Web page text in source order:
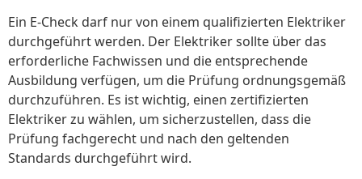
Ein E-Check darf nur von einem qualifizierten Elektriker
durchgeführt werden. Der Elektriker sollte über das
erforderliche Fachwissen und die entsprechende
Ausbildung verfügen, um die Prüfung ordnungsgemäß
durchzuführen. Es ist wichtig, einen zertifizierten
Elektriker zu wählen, um sicherzustellen, dass die
Prüfung fachgerecht und nach den geltenden
Standards durchgeführt wird.